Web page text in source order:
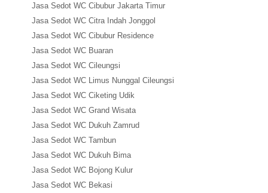
Jasa Sedot WC Cibubur Jakarta Timur
Jasa Sedot WC Citra Indah Jonggol
Jasa Sedot WC Cibubur Residence
Jasa Sedot WC Buaran
Jasa Sedot WC Cileungsi
Jasa Sedot WC Limus Nunggal Cileungsi
Jasa Sedot WC Ciketing Udik
Jasa Sedot WC Grand Wisata
Jasa Sedot WC Dukuh Zamrud
Jasa Sedot WC Tambun
Jasa Sedot WC Dukuh Bima
Jasa Sedot WC Bojong Kulur
Jasa Sedot WC Bekasi